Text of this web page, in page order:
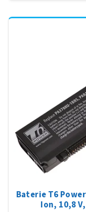
Baterie T6
Ion, 10,8